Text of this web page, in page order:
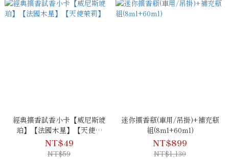
經典擴香試香小卡【威尼斯琥
珀】【法國木星】【天使茉
莉】
NT$49
NT$59
迷你擴香瓶(車用/吊掛)+補充瓶
組(8ml+60ml)
NT$899
NT$1,130